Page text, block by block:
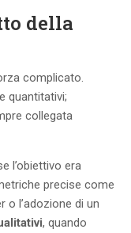
della
complicato.
quantitativi;
collegata
l’obiettivo era
precise come
o l’adozione di un
, quando